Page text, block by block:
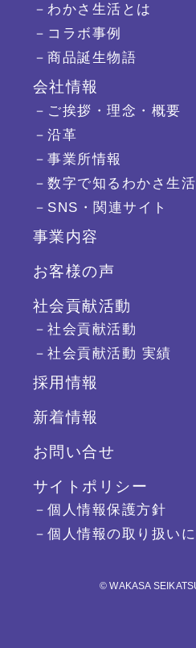
－わかさ生活とは
－コラボ事例
－商品誕生物語
会社情報
－ご挨拶・理念・概要
－沿革
－事業所情報
－数字で知るわかさ生活
－SNS・関連サイト
事業内容
お客様の声
社会貢献活動
－社会貢献活動
－社会貢献活動 実績
採用情報
新着情報
お問い合せ
サイトポリシー
－個人情報保護方針
－個人情報の取り扱い
© WAKASA